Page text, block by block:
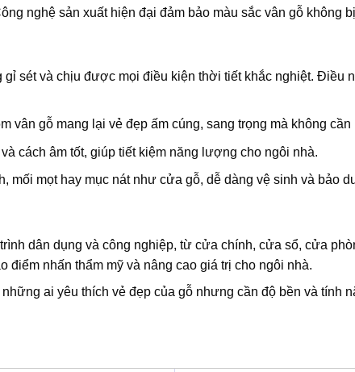
nghệ sản xuất hiện đại đảm bảo màu sắc vân gỗ không
gỉ sét và chịu được mọi điều kiện thời tiết khắc nghiệt.
vân gỗ mang lại vẻ đẹp ấm cúng, sang trọng mà không
cách âm tốt, giúp tiết kiệm năng lượng cho ngôi nhà.
mối mọt hay mục nát như cửa gỗ, dễ dàng vệ sinh và bảo
dân dụng và công nghiệp, từ cửa chính, cửa sổ, cửa
điểm nhấn thẩm mỹ và nâng cao giá trị cho ngôi nhà.
ai yêu thích vẻ đẹp của gỗ nhưng cần độ bền và tính